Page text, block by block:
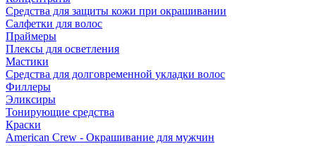
Средства для защиты кожи при окрашивании
Салфетки для волос
Праймеры
Плексы для осветления
Мастики
Средства для долговременной укладки волос
Филлеры
Эликсиры
Тонирующие средства
Краски
American Crew - Окрашивание для мужчин